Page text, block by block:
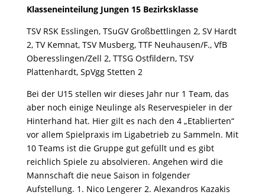
Klasseneinteilung Jungen 15 Bezirksklasse
TSV RSK Esslingen, TSuGV Großbettlingen 2, SV Hardt
2, TV Kemnat, TSV Musberg, TTF Neuhausen/F., VfB
Oberesslingen/Zell 2, TTSG Ostfildern, TSV
Plattenhardt, SpVgg Stetten 2
Bei der U15 stellen wir dieses Jahr nur 1 Team, das
aber noch einige Neulinge als Reservespieler in der
Hinterhand hat. Hier gilt es nach den 4 „Etablierten“
vor allem Spielpraxis im Ligabetrieb zu Sammeln. Mit
10 Teams ist die Gruppe gut gefüllt und es gibt
reichlich Spiele zu absolvieren. Angehen wird die
Mannschaft die neue Saison in folgender
Aufstellung. 1. Nico Lengerer 2. Alexandros Kazakis